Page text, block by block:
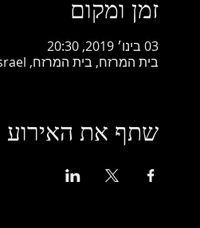
זמן ומקום
03 בינו׳ 2019, 20:30
בית המרזח, בית המרזח, Horesh HaAlonim Street, Ramat Yishai, Israel
שתף את האירוע